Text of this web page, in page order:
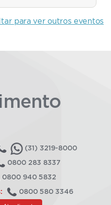
para ver outros eventos
(31) 3219-8000
0800 283 8337
0800 940 5832
0800 580 3346